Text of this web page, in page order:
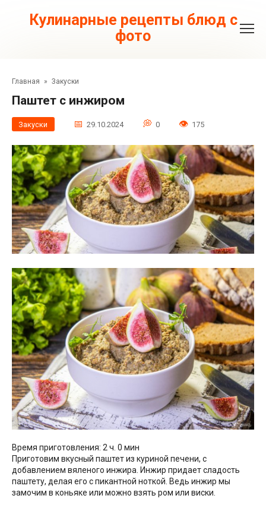
контентуКулинарные рецепты блюд с
фото
Главная » Закуски
Паштет с инжиром
Закуски 29.10.2024 0 175
Время приготовления: 2 ч. 0 мин
Приготовим вкусный паштет из куриной печени, с
добавлением вяленого инжира. Инжир придает сладость
паштету, делая его с пикантной ноткой. Ведь инжир мы
замочим в коньяке или можно взять ром или виски.